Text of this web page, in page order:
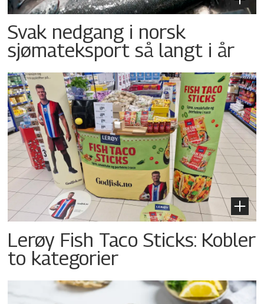
Svak nedgang i norsk
sjømateksport så langt i år
Lerøy Fish Taco Sticks: Kobler
to kategorier